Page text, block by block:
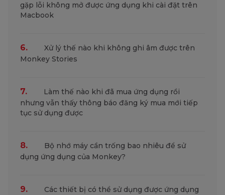
gặp lỗi không mở được ứng dụng khi cài đặt trên
Macbook
6.
Xử lý thế nào khi không ghi âm được trên
Monkey Stories
7.
Làm thế nào khi đã mua ứng dụng rồi
nhưng vẫn thấy thông báo đăng ký mua mới tiếp
tục sử dụng được
8.
Bộ nhớ máy cần trống bao nhiêu để sử
dụng ứng dụng của Monkey?
9.
Các thiết bị có thể sử dụng được ứng dụng